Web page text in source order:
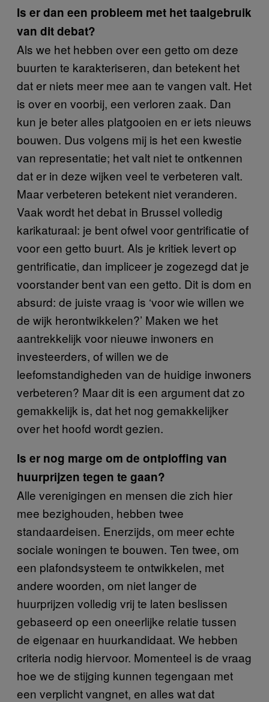
Is er dan een probleem met het taalgebruik
van dit debat?
Als we het hebben over een getto om deze
buurten te karakteriseren, dan betekent het
dat er niets meer mee aan te vangen valt. Het
is over en voorbij, een verloren zaak. Dan
kun je beter alles platgooien en er iets nieuws
bouwen. Dus volgens mij is het een kwestie
van representatie; het valt niet te ontkennen
dat er in deze wijken veel te verbeteren valt.
Maar verbeteren betekent niet veranderen.
Vaak wordt het debat in Brussel volledig
karikaturaal: je bent ofwel voor gentrificatie of
voor een getto buurt. Als je kritiek levert op
gentrificatie, dan impliceer je zogezegd dat je
voorstander bent van een getto. Dit is dom en
absurd: de juiste vraag is ‘voor wie willen we
de wijk herontwikkelen?’ Maken we het
aantrekkelijk voor nieuwe inwoners en
investeerders, of willen we de
leefomstandigheden van de huidige inwoners
verbeteren? Maar dit is een argument dat zo
gemakkelijk is, dat het nog gemakkelijker
over het hoofd wordt gezien.
Is er nog marge om de ontploffing van
huurprijzen tegen te gaan?
Alle verenigingen en mensen die zich hier
mee bezighouden, hebben twee
standaardeisen. Enerzijds, om meer echte
sociale woningen te bouwen. Ten twee, om
een plafondsysteem te ontwikkelen, met
andere woorden, om niet langer de
huurprijzen volledig vrij te laten beslissen
gebaseerd op een oneerlijke relatie tussen
de eigenaar en huurkandidaat. We hebben
criteria nodig hiervoor. Momenteel is de vraag
hoe we de stijging kunnen tegengaan met
een verplicht vangnet, en alles wat dat